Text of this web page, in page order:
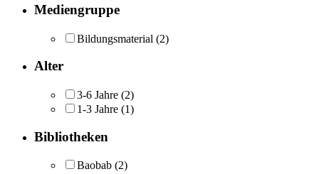
Mediengruppe
Bildungsmaterial (2)
Alter
3-6 Jahre (2)
1-3 Jahre (1)
Bibliotheken
Baobab (2)